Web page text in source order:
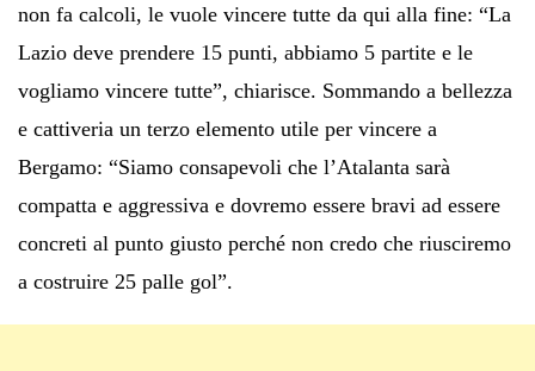
non fa calcoli, le vuole vincere tutte da qui alla fine: “La
Lazio deve prendere 15 punti, abbiamo 5 partite e le
vogliamo vincere tutte”, chiarisce. Sommando a bellezza
e cattiveria un terzo elemento utile per vincere a
Bergamo: “Siamo consapevoli che l’Atalanta sarà
compatta e aggressiva e dovremo essere bravi ad essere
concreti al punto giusto perché non credo che riusciremo
a costruire 25 palle gol”.